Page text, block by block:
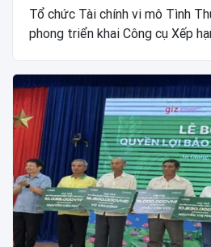
Tổ chức Tài chính vi mô Tình
phong triển khai Công cụ Xếp